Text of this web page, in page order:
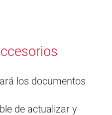
los documentos
de actualizar y